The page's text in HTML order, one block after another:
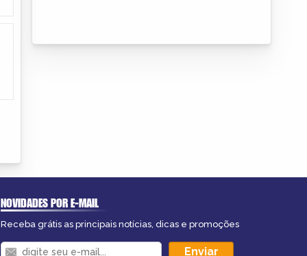
NOVIDADES POR E-MAIL
Receba grátis as principais notícias, dicas e promoções